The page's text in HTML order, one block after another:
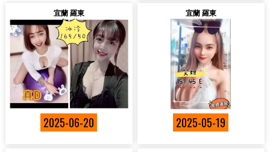
宜蘭 羅東
2025-06-20
宜蘭 羅東
2025-05-19